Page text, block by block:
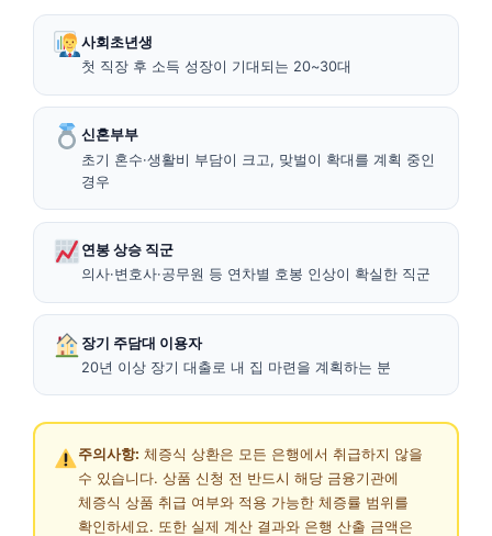
사회초년생
첫 직장 후 소득 성장이 기대되는 20~30대
신혼부부
초기 혼수·생활비 부담이 크고, 맞벌이 확대를 계획 중인
경우
연봉 상승 직군
의사·변호사·공무원 등 연차별 호봉 인상이 확실한 직군
장기 주담대 이용자
20년 이상 장기 대출로 내 집 마련을 계획하는 분
주의사항: 체증식 상환은 모든 은행에서 취급하지 않을
수 있습니다. 상품 신청 전 반드시 해당 금융기관에
체증식 상품 취급 여부와 적용 가능한 체증률 범위를
확인하세요. 또한 실제 계산 결과와 은행 산출 금액은